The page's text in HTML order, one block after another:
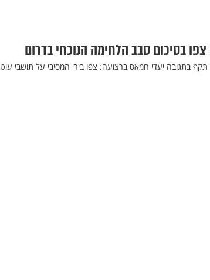
בתגובה יעדי חמאס ברצועה: צפו בירי המסיבי על תושבי